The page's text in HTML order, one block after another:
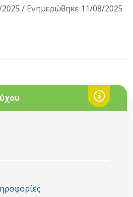
/ Ενημερώθηκε 11/08/2025